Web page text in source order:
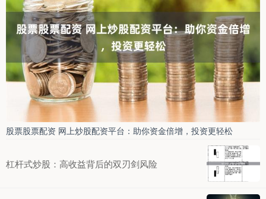
股票股票配资 网上炒股配资平台：助你资金倍增，投资更轻松
杠杆式炒股：高收益背后的双刃剑风险